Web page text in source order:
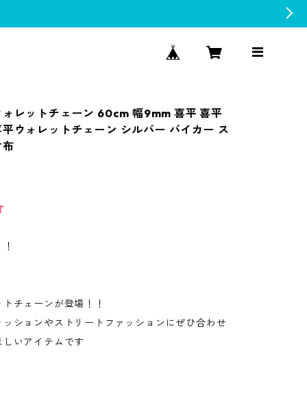
ォレットチェーン 60cm 幅9mm 喜平 喜平
ウォレットチェーン シルバー バイカー ス
布
チェーンが登場！！
ションやストリートファッションにぜひ合わせ
いアイテムです